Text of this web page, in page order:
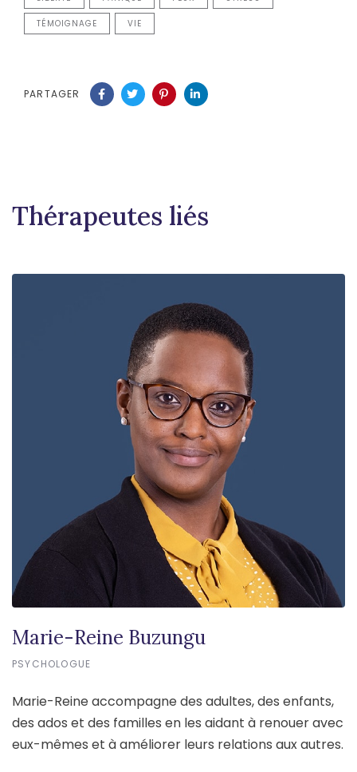
TÉMOIGNAGE VIE
PARTAGER
Thérapeutes liés
Marie-Reine Buzungu
PSYCHOLOGUE
Marie-Reine accompagne des adultes, des enfants,
des ados et des familles en les aidant à renouer avec
eux-mêmes et à améliorer leurs relations aux autres.